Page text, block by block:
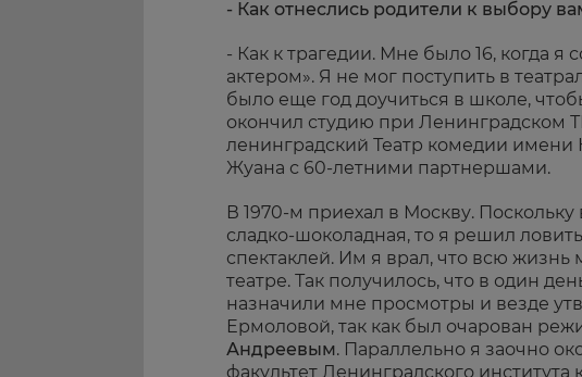
- Как отнеслись родители к выбору
- Как к трагедии. Мне было 16, когда
актером». Я не мог поступить в
было еще год доучиться в школе,
окончил студию при Ленинградском
ленинградский Театр комедии имени
Жуана с 60-летними партнершами.
В 1970-м приехал в Москву.
сладко-шоколадная, то я решил
спектаклей. Им я врал, что всю жизнь
театре. Так получилось, что в один
назначили мне просмотры и везде
Ермоловой, так как был очарован
Андреевым. Параллельно я заочно
факультет Ленинградского